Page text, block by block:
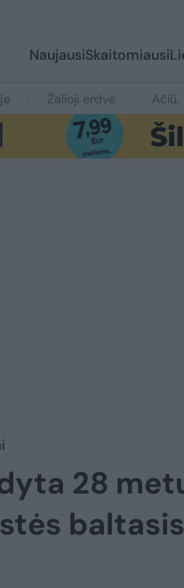
NaujausiSkaitomiausi
Žalioji erdvė Ačiū,
28